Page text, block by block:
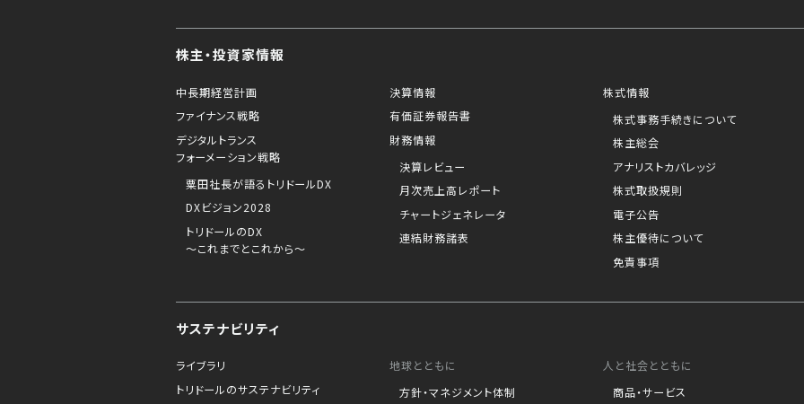
株主・投資家情報
中長期経営計画
ファイナンス戦略
デジタルトランス
フォーメーション戦略
粟田社長が語るトリドールDX
DXビジョン2028
トリドールのDX
～これまでとこれから～
決算情報
有価証券報告書
財務情報
決算レビュー
月次売上高レポート
チャートジェネレータ
連結財務諸表
株式情報
株式事務手続きについて
株主総会
アナリストカバレッジ
株式取扱規則
電子公告
株主優待について
免責事項
サステナビリティ
ライブラリ
トリドールのサステナビリティ
地球とともに
方針・マネジメント体制
人と社会とともに
商品・サービス